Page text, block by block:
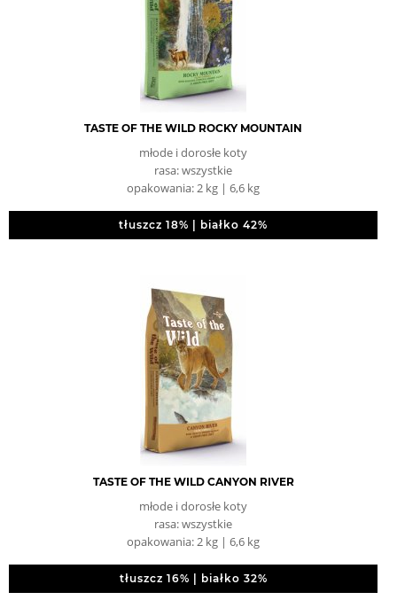
TASTE OF THE WILD ROCKY MOUNTAIN
młode i dorosłe koty
rasa: wszystkie
opakowania: 2 kg | 6,6 kg
tłuszcz 18% | białko 42%
TASTE OF THE WILD CANYON RIVER
młode i dorosłe koty
rasa: wszystkie
opakowania: 2 kg | 6,6 kg
tłuszcz 16% | białko 32%